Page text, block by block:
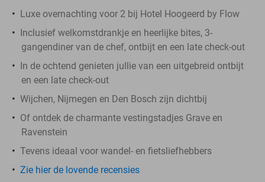
Luxe overnachting voor 2 bij Hotel Hoogeerd by Flow
Inclusief welkomstdrankje en heerlijke bites, 3-
gangendiner van de chef, ontbijt en een late check-out
In de ochtend genieten jullie van een uitgebreid ontbijt
en een late check-out
Wijchen, Nijmegen en Den Bosch zijn dichtbij
Of ontdek de charmante vestingstadjes Grave en
Ravenstein
Tevens ideaal voor wandel- en fietsliefhebbers
Zie hier de lovende recensies